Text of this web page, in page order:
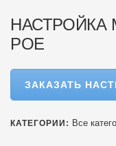
НАСТРОЙКА
POE
ЗАКАЗАТЬ
КАТЕГОРИИ: Все